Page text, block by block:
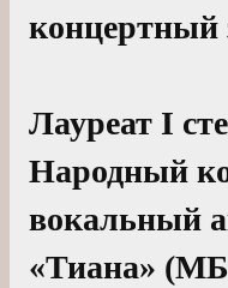
концертный
Лауреат I
Народный
вокальный
«Тиана»